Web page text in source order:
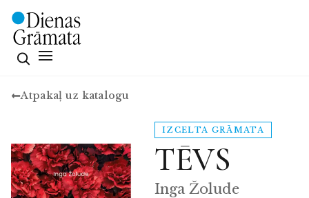
Atpakaļ uz katalogu
IZCELTA GRĀMATA
TĒVS
Inga Žolude